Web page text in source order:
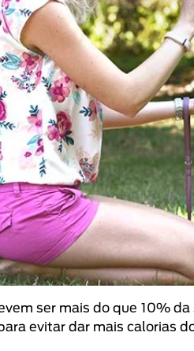
ser mais do que 10%
evitar dar mais calorias